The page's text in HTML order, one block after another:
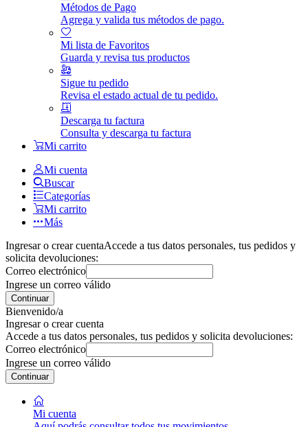
Métodos de Pago
Agrega y valida tus métodos de pago.
Mi lista de Favoritos
Guarda y revisa tus productos
Sigue tu pedido
Revisa el estado actual de tu pedido.
Descarga tu factura
Consulta y descarga tu factura
Mi carrito
Mi cuenta
Buscar
Categorías
Mi carrito
Más
Ingresar o crear cuentaAccede a tus datos personales, tus pedidos y
solicita devoluciones:
Correo electrónico
Ingrese un correo válido
Continuar
Bienvenido/a
Ingresar o crear cuenta
Accede a tus datos personales, tus pedidos y solicita devoluciones:
Correo electrónico
Ingrese un correo válido
Continuar
Mi cuenta